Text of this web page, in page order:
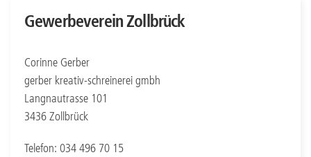
Gewerbeverein Zollbrück
Corinne Gerber
gerber kreativ-schreinerei gmbh
Langnautrasse 101
3436 Zollbrück
Telefon: 034 496 70 15